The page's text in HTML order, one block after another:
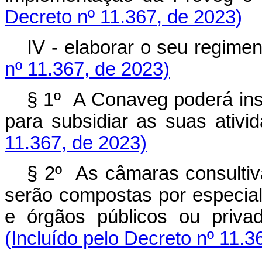
Decreto nº 11.367, de 2023)
IV - elaborar o seu
nº 11.367, de 2023)
§ 1º A Conaveg poderá
para subsidiar as suas
11.367, de 2023)
§ 2º As câmaras
serão compostas por
e órgãos públicos ou
(Incluído pelo Decreto nº